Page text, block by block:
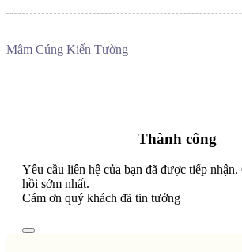
Mâm Cúng Kiến Tường
Thành công
Yêu cầu liên hệ của bạn đã được tiếp nhận.
hồi sớm nhất.
Cám ơn quý khách đã tin tưởng